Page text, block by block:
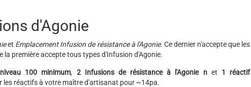
d'Agonie
et Emplacement Infusion de résistance à l'Agonie. Ce dernier n'accepte que les
la première accepte tous types d'Infusion d'Agonie.
100 minimum, 2 Infusions de résistance à l'Agonie net 1 réactif
les réactifs à votre maître d'artisanat pour ~14pa.